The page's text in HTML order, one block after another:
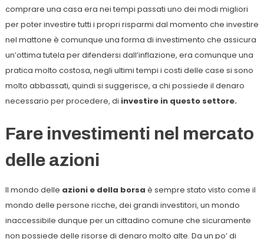
comprare una casa era nei tempi passati uno dei modi migliori
per poter investire tutti i propri risparmi dal momento che investire
nel mattone è comunque una forma di investimento che assicura
un’ottima tutela per difendersi dall’inflazione, era comunque una
pratica molto costosa, negli ultimi tempi i costi delle case si sono
molto abbassati, quindi si suggerisce, a chi possiede il denaro
necessario per procedere, di investire in questo settore.
Fare investimenti nel mercato
delle azioni
Il mondo delle azioni e della borsa è sempre stato visto come il
mondo delle persone ricche, dei grandi investitori, un mondo
inaccessibile dunque per un cittadino comune che sicuramente
non possiede delle risorse di denaro molto alte. Da un po’ di